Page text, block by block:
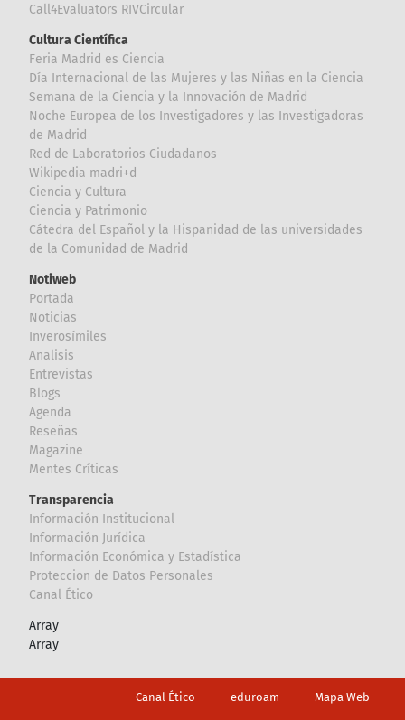
Call4Evaluators RIVCircular
Cultura Científica
Feria Madrid es Ciencia
Día Internacional de las Mujeres y las Niñas en la Ciencia
Semana de la Ciencia y la Innovación de Madrid
Noche Europea de los Investigadores y las Investigadoras
de Madrid
Red de Laboratorios Ciudadanos
Wikipedia madri+d
Ciencia y Cultura
Ciencia y Patrimonio
Cátedra del Español y la Hispanidad de las universidades
de la Comunidad de Madrid
Notiweb
Portada
Noticias
Inverosímiles
Analisis
Entrevistas
Blogs
Agenda
Reseñas
Magazine
Mentes Críticas
Transparencia
Información Institucional
Información Jurídica
Información Económica y Estadística
Proteccion de Datos Personales
Canal Ético
Array
Array
Canal Ético eduroam Mapa Web